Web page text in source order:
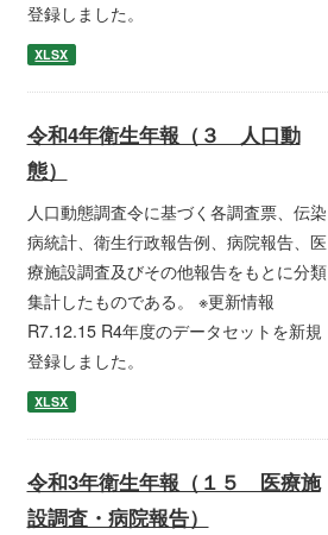
登録しました。
XLSX
令和4年衛生年報（３ 人口動
態）
人口動態調査令に基づく各調査票、伝染
病統計、衛生行政報告例、病院報告、医
療施設調査及びその他報告をもとに分類
集計したものである。 ※更新情報
R7.12.15 R4年度のデータセットを新規
登録しました。
XLSX
令和3年衛生年報（１５ 医療施
設調査・病院報告）